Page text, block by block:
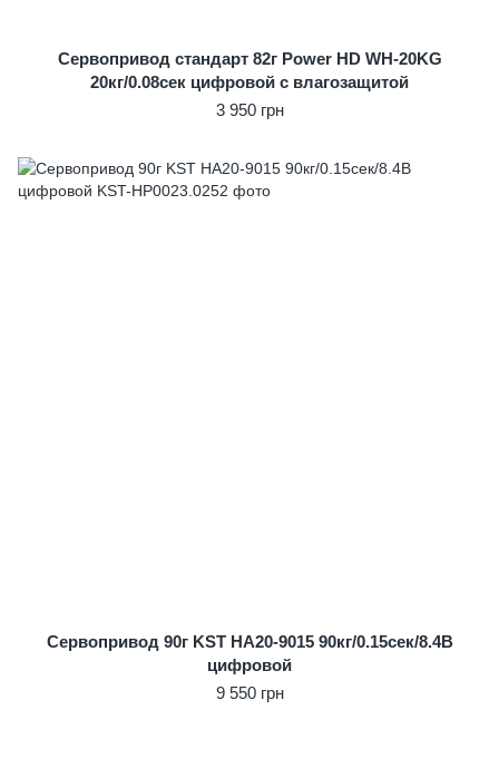
Сервопривод стандарт 82г Power HD WH-20KG
20кг/0.08сек цифровой с влагозащитой
3 950 грн
Сервопривод 90г KST HA20-9015 90кг/0.15сек/8.4В
цифровой
9 550 грн